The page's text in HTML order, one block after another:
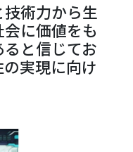
術力から生
に価値をも
と信じてお
実現に向け